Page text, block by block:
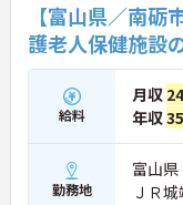
【富山県／南
護老人保健施設
給料
月収
年収
勤務地
富山
ＪＲ